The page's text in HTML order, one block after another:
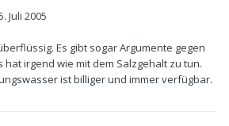
Juli 2005
Es gibt sogar Argumente gegen
irgend wie mit dem Salzgehalt zu tun.
ist billiger und immer verfügbar.